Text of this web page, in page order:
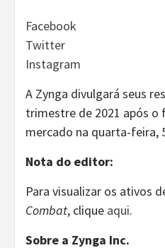
Facebook
Twitter
Instagram
A Zynga divulgará seus
trimestre de 2021 após o
mercado na quarta-feira,
Nota do editor:
Para visualizar os ativos
Combat, clique aqui.
Sobre a Zynga Inc.